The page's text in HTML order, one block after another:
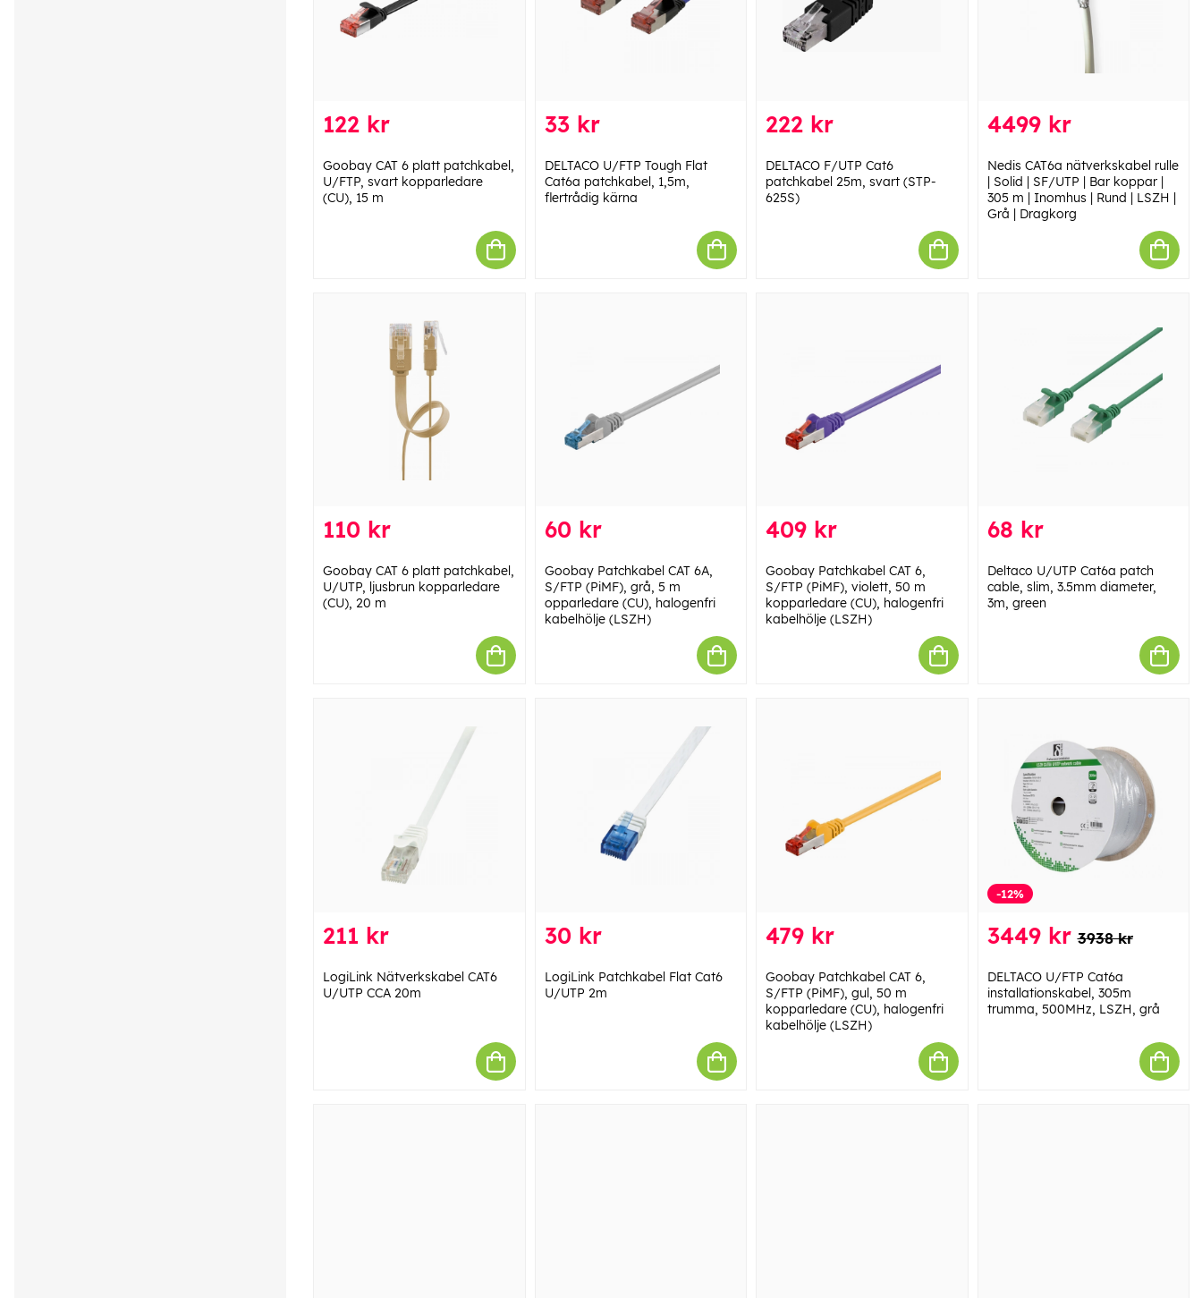
122 kr
Goobay CAT 6 platt patchkabel,
U/FTP, svart kopparledare
(CU), 15 m
33 kr
DELTACO U/FTP Tough Flat
Cat6a patchkabel, 1,5m,
flertrådig kärna
222 kr
DELTACO F/UTP Cat6
patchkabel 25m, svart (STP-
625S)
4499 kr
Nedis CAT6a nätverkskabel rulle
| Solid | SF/UTP | Bar koppar |
305 m | Inomhus | Rund | LSZH |
Grå | Dragkorg
110 kr
Goobay CAT 6 platt patchkabel,
U/UTP, ljusbrun kopparledare
(CU), 20 m
60 kr
Goobay Patchkabel CAT 6A,
S/FTP (PiMF), grå, 5 m
opparledare (CU), halogenfri
kabelhölje (LSZH)
409 kr
Goobay Patchkabel CAT 6,
S/FTP (PiMF), violett, 50 m
kopparledare (CU), halogenfri
kabelhölje (LSZH)
68 kr
Deltaco U/UTP Cat6a patch
cable, slim, 3.5mm diameter,
3m, green
211 kr
LogiLink Nätverkskabel CAT6
U/UTP CCA 20m
30 kr
LogiLink Patchkabel Flat Cat6
U/UTP 2m
479 kr
Goobay Patchkabel CAT 6,
S/FTP (PiMF), gul, 50 m
kopparledare (CU), halogenfri
kabelhölje (LSZH)
-12%
3449 kr 3938 kr
DELTACO U/FTP Cat6a
installationskabel, 305m
trumma, 500MHz, LSZH, grå